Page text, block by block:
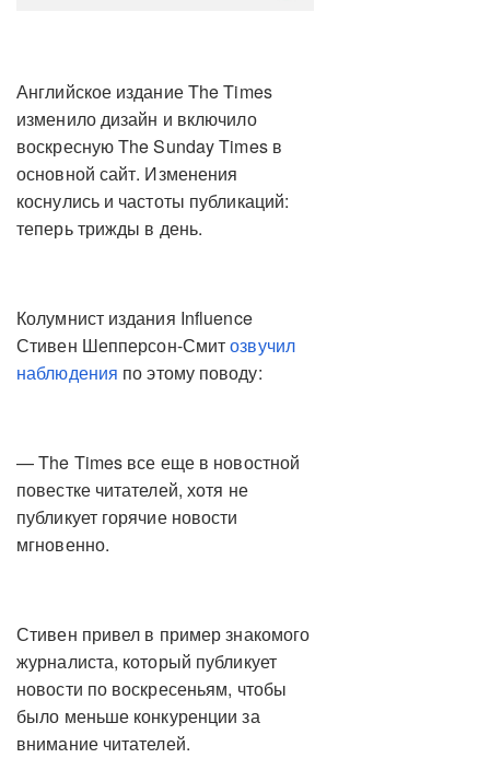
Английское издание The Times
изменило дизайн и включило
воскресную The Sunday Times в
основной сайт. Изменения
коснулись и частоты публикаций:
теперь трижды в день.
Колумнист издания Influence
Стивен Шепперсон-Смитозвучил
наблюдения по этому поводу:
— The Times все еще в новостной
повестке читателей, хотя не
публикует горячие новости
мгновенно.
Стивен привел в пример знакомого
журналиста, который публикует
новости по воскресеньям, чтобы
было меньше конкуренции за
внимание читателей.